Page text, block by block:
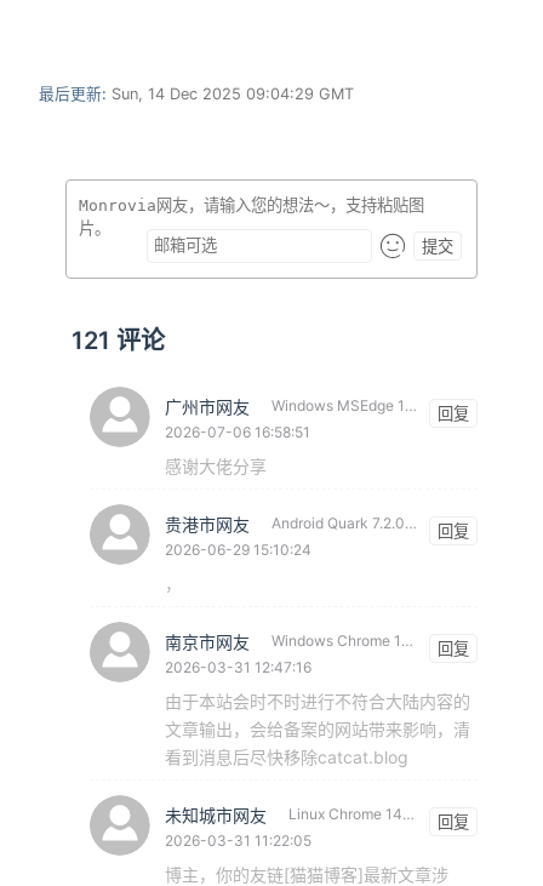
最后更新: Sun, 14 Dec 2025 09:04:29 GMT
提交
121 评论
广州市网友
Windows MSEdge 150.0.0.0
2026-07-06 16:58:51
回复
感谢大佬分享
贵港市网友
Android Quark 7.2.0.630
2026-06-29 15:10:24
回复
，
南京市网友
Windows Chrome 146.0.0.0
2026-03-31 12:47:16
回复
由于本站会时不时进行不符合大陆内容的
文章输出，会给备案的网站带来影响，清
看到消息后尽快移除catcat.blog
未知城市网友
Linux Chrome 146.0.0.0
2026-03-31 11:22:05
回复
博主，你的友链[猫猫博客]最新文章涉